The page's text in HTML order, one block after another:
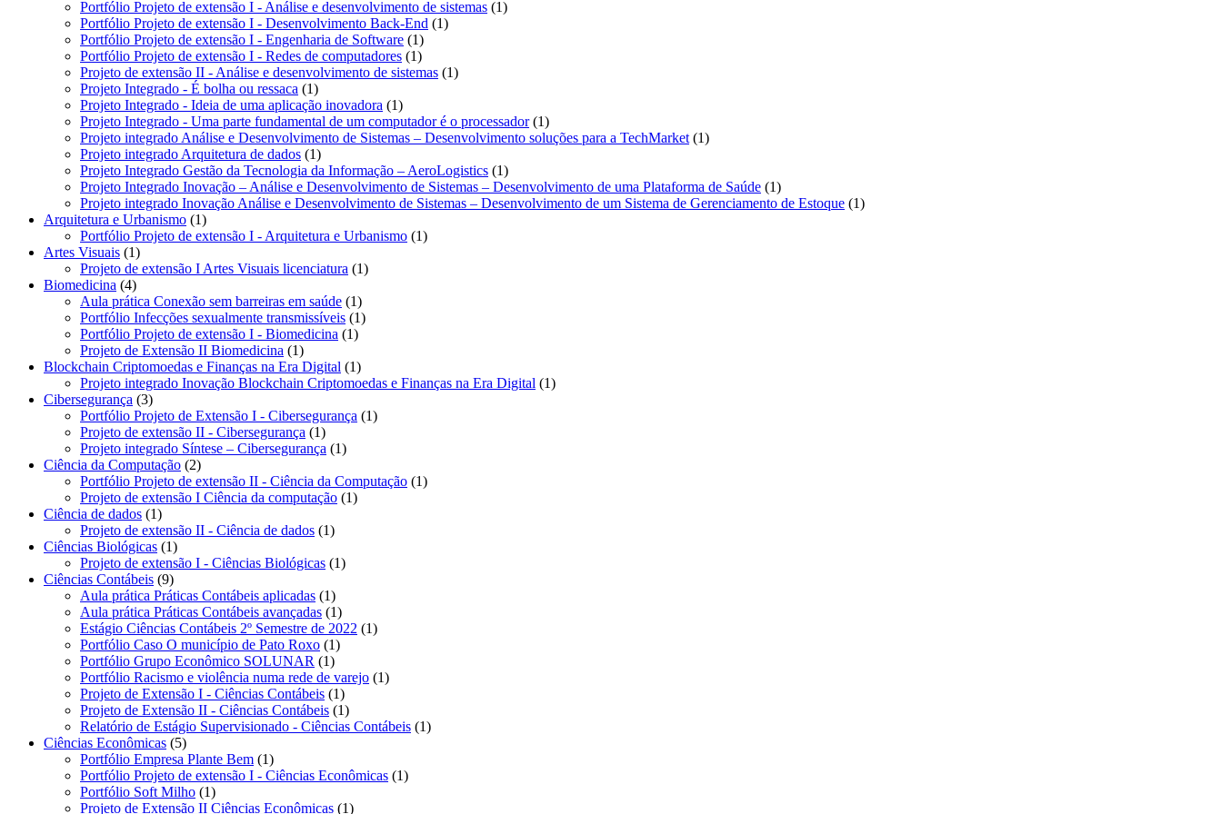
produto
Portfólio Projeto de extensão I - Análise e desenvolvimento de sistemas 11
Portfólio Projeto de extensão I - Desenvolvimento Back-End 11
Portfólio Projeto de extensão I - Engenharia de Software 11
produto
Portfólio Projeto de extensão I - Redes de computadores 11
produto
Projeto de extensão II - Análise e desenvolvimento de sistemas 11
Projeto Integrado - É bolha ou ressaca 11
produto
Projeto Integrado - Ideia de uma aplicação inovadora 11
produto
Projeto Integrado - Uma parte fundamental de um computador é o processador 11
produto
Projeto integrado Análise e Desenvolvimento de Sistemas – Desenvolvimento soluções para a TechMarket 11
Projeto integrado Arquitetura de dados 11
produto
Projeto Integrado Gestão da Tecnologia da Informação – AeroLogistics 11
produto
Projeto Integrado Inovação – Análise e Desenvolvimento de Sistemas – Desenvolvimento de uma Plataforma de Saúde 11
produto
Projeto integrado Inovação Análise e Desenvolvimento de Sistemas – Desenvolvimento de um Sistema de Gerenciamento de Estoque 11
Arquitetura e Urbanismo 11
produto
Portfólio Projeto de extensão I - Arquitetura e Urbanismo 11
Artes Visuais 11
produto
Projeto de extensão I Artes Visuais licenciatura 11
Biomedicina 44
produtos
Aula prática Conexão sem barreiras em saúde 11
produto
Portfólio Infecções sexualmente transmissíveis 11
Portfólio Projeto de extensão I - Biomedicina 11
Projeto de Extensão II Biomedicina 11
produto
Blockchain Criptomoedas e Finanças na Era Digital 11
produto
Projeto integrado Inovação Blockchain Criptomoedas e Finanças na Era Digital 11
Cibersegurança 33
produtos
Portfólio Projeto de Extensão I - Cibersegurança 11
Projeto de extensão II - Cibersegurança 11
produto
Projeto integrado Síntese – Cibersegurança 11
Ciência da Computação 22
produtos
Portfólio Projeto de extensão II - Ciência da Computação 11
Projeto de extensão I Ciência da computação 11
Ciência de dados 11
produto
Projeto de extensão II - Ciência de dados 11
Ciências Biológicas 11
produto
Projeto de extensão I - Ciências Biológicas 11
Ciências Contábeis 99
produtos
Aula prática Práticas Contábeis aplicadas 11
produto
Aula prática Práticas Contábeis avançadas 11
produto
Estágio Ciências Contábeis 2º Semestre de 2022 11
Portfólio Caso O município de Pato Roxo 11
Portfólio Grupo Econômico SOLUNAR 11
produto
Portfólio Racismo e violência numa rede de varejo 11
Projeto de Extensão I - Ciências Contábeis 11
produto
Projeto de Extensão II - Ciências Contábeis 11
produto
Relatório de Estágio Supervisionado - Ciências Contábeis 11
Ciências Econômicas 55
produtos
Portfólio Empresa Plante Bem 11
produto
Portfólio Projeto de extensão I - Ciências Econômicas 11
Portfólio Soft Milho 11
produto
Projeto de Extensão II Ciências Econômicas 11